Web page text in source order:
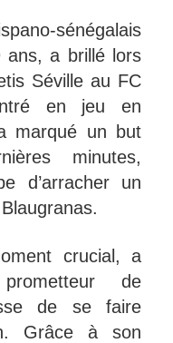
sénégalais
ans, a brillé lors
Séville au FC
en jeu en
marqué un but
minutes,
d’arracher un
crucial, a
de
de se faire
Grâce à son